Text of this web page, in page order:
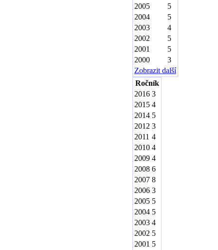
2005
5
2004
5
2003
4
2002
5
2001
5
2000
3
Zobrazit další
Ročník
2016 3
2015 4
2014 5
2012 3
2011 4
2010 4
2009 4
2008 6
2007 8
2006 3
2005 5
2004 5
2003 4
2002 5
2001 5